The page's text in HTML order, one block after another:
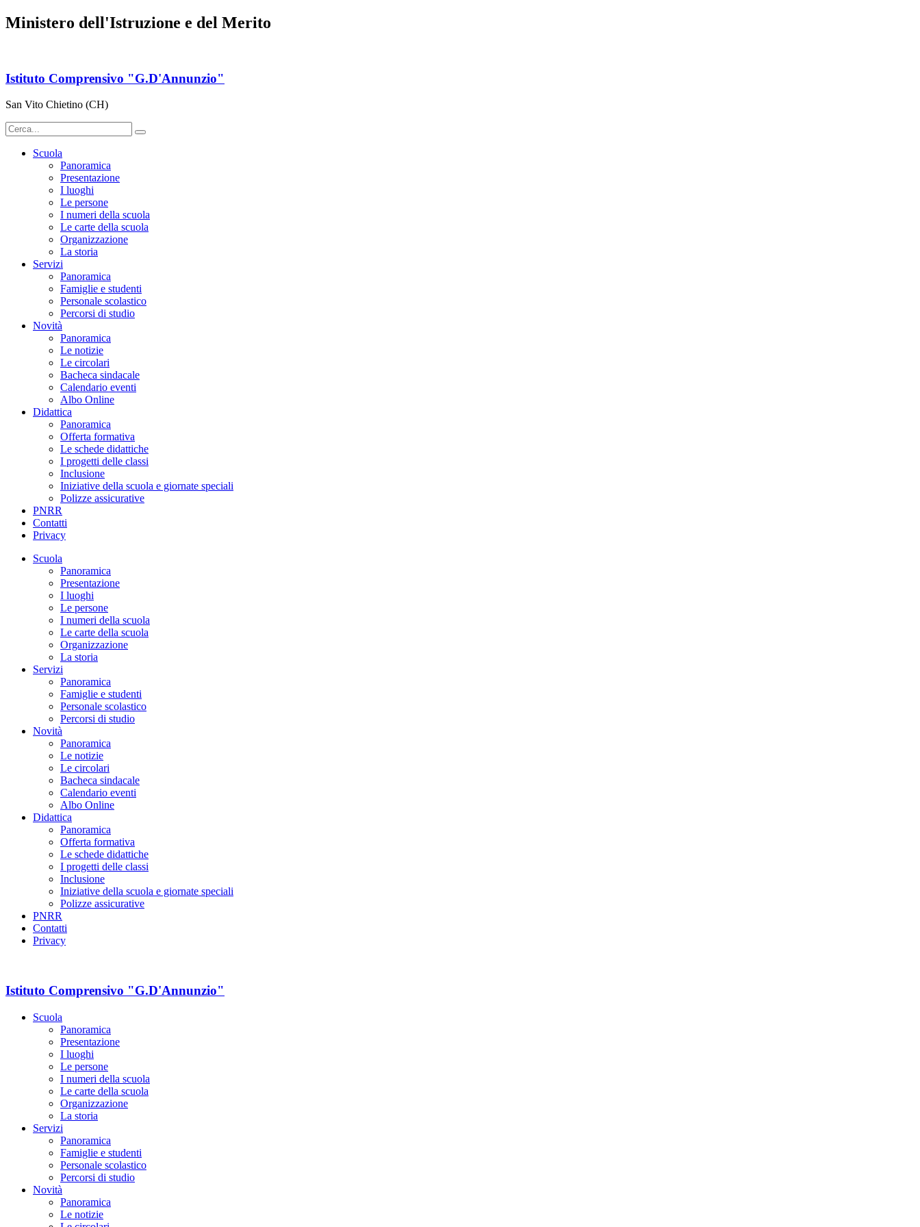
Ministero dell'Istruzione e del Merito
Istituto Comprensivo "G.D'Annunzio"
San Vito Chietino (CH)
Scuola
Panoramica
Presentazione
I luoghi
Le persone
I numeri della scuola
Le carte della scuola
Organizzazione
La storia
Servizi
Panoramica
Famiglie e studenti
Personale scolastico
Percorsi di studio
Novità
Panoramica
Le notizie
Le circolari
Bacheca sindacale
Calendario eventi
Albo Online
Didattica
Panoramica
Offerta formativa
Le schede didattiche
I progetti delle classi
Inclusione
Iniziative della scuola e giornate speciali
Polizze assicurative
PNRR
Contatti
Privacy
Scuola
Panoramica
Presentazione
I luoghi
Le persone
I numeri della scuola
Le carte della scuola
Organizzazione
La storia
Servizi
Panoramica
Famiglie e studenti
Personale scolastico
Percorsi di studio
Novità
Panoramica
Le notizie
Le circolari
Bacheca sindacale
Calendario eventi
Albo Online
Didattica
Panoramica
Offerta formativa
Le schede didattiche
I progetti delle classi
Inclusione
Iniziative della scuola e giornate speciali
Polizze assicurative
PNRR
Contatti
Privacy
Istituto Comprensivo "G.D'Annunzio"
Scuola
Panoramica
Presentazione
I luoghi
Le persone
I numeri della scuola
Le carte della scuola
Organizzazione
La storia
Servizi
Panoramica
Famiglie e studenti
Personale scolastico
Percorsi di studio
Novità
Panoramica
Le notizie